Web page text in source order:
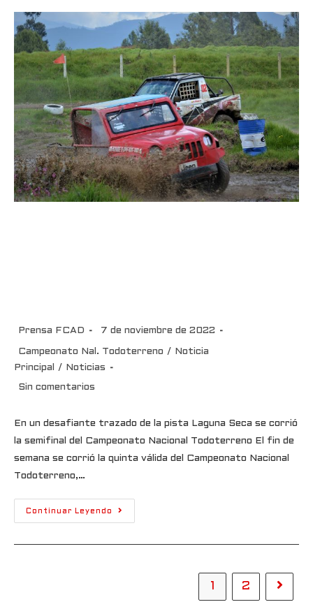
Prensa FCAD 7 de noviembre de 2022
Campeonato Nal. Todoterreno /
Noticia
Principal
/ Noticias
Sin comentarios
En un desafiante trazado de la pista Laguna Seca se corrió
la semifinal del Campeonato Nacional Todoterreno El fin de
semana se corrió la quinta válida del Campeonato Nacional
Todoterreno,…
Continuar Leyendo
1 2